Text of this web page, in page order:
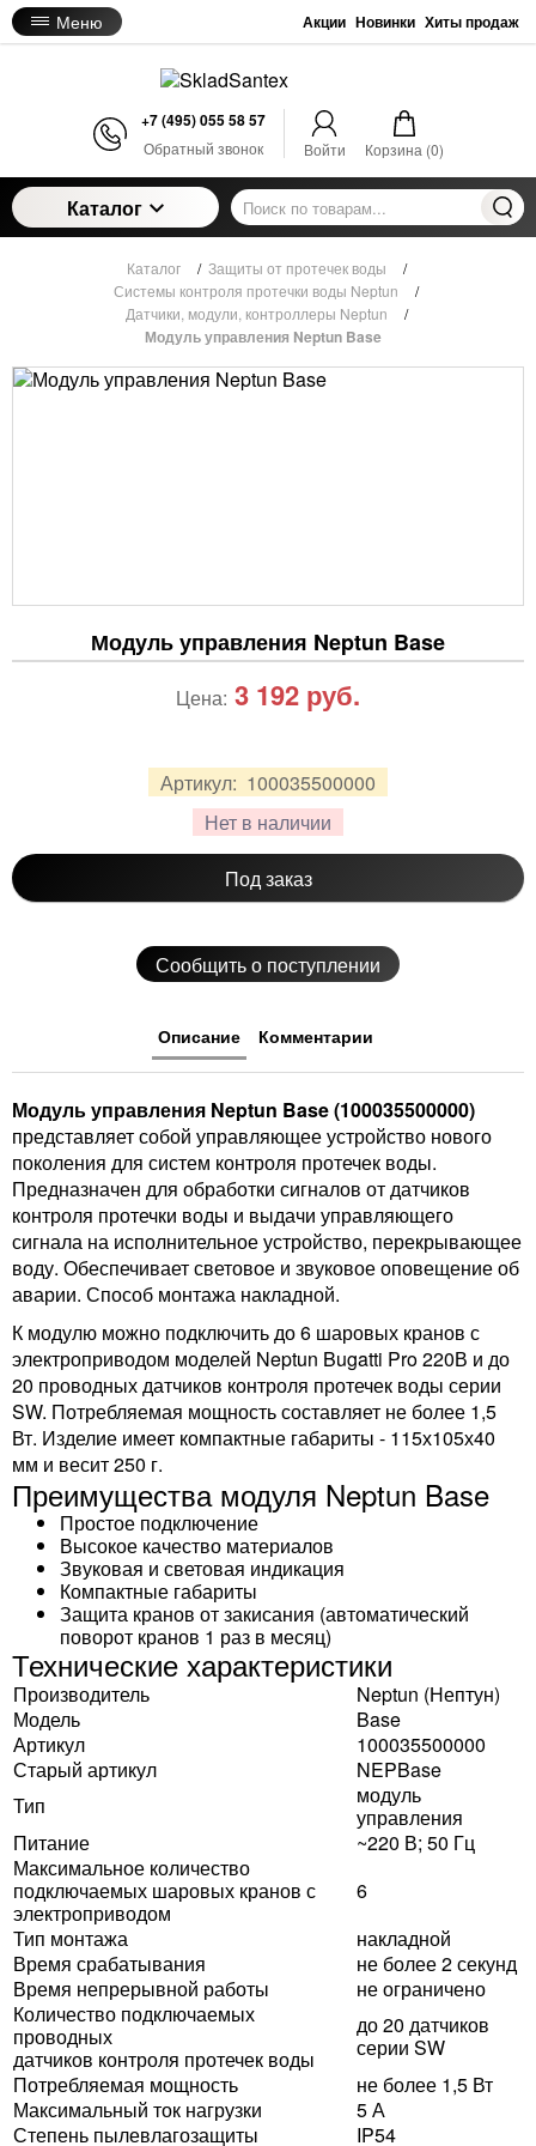
Меню Акции Новинки Хиты продаж
+7 (495) 055 58 57
Обратный звонок Войти Корзина (0)
Каталог
Каталог / Защиты от протечек воды
/
Системы контроля протечки воды Neptun
/
Датчики, модули, контроллеры Neptun
/
Модуль управления Neptun Base
Модуль управления Neptun Base
Артикул: 100035500000
Нет в наличии
Под заказ
Цена: 3 192 руб.
Сообщить о поступлении
Описание Комментарии
Модуль управления Neptun Base (100035500000)
представляет собой управляющее устройство нового
поколения для систем контроля протечек воды.
Предназначен для обработки сигналов от датчиков
контроля протечки воды и выдачи управляющего
сигнала на исполнительное устройство, перекрывающее
воду. Обеспечивает световое и звуковое оповещение об
аварии. Способ монтажа накладной.
К модулю можно подключить до 6 шаровых кранов с
электроприводом моделей Neptun Bugatti Pro 220В и до
20 проводных датчиков контроля протечек воды серии
SW. Потребляемая мощность составляет не более 1,5
Вт. Изделие имеет компактные габариты - 115х105х40
мм и весит 250 г.
Преимущества модуля Neptun Base
Простое подключение
Высокое качество материалов
Звуковая и световая индикация
Компактные габариты
Защита кранов от закисания (автоматический
поворот кранов 1 раз в месяц)
Технические характеристики
Производитель
Neptun (Нептун)
Модель
Base
Артикул
100035500000
Старый артикул
NEPBase
Тип
модуль
управления
Питание
~220 В; 50 Гц
Максимальное количество
подключаемых шаровых кранов с
электроприводом
6
Тип монтажа
накладной
Время срабатывания
не более 2 секунд
Время непрерывной работы
не ограничено
Количество подключаемых
проводных
датчиков контроля протечек воды
до 20 датчиков
серии SW
Потребляемая мощность
не более 1,5 Вт
Максимальный ток нагрузки
5 А
Степень пылевлагозащиты
IP54